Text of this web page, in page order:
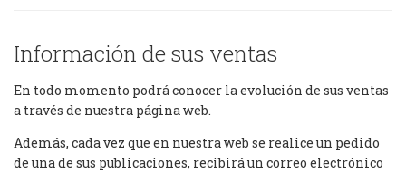
Información de sus ventas
En todo momento podrá conocer la evolución de sus ventas
a través de nuestra página web.
Además, cada vez que en nuestra web se realice un pedido
de una de sus publicaciones, recibirá un correo electrónico